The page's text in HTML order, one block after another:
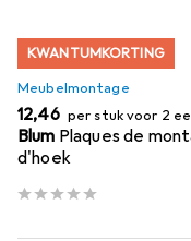
KWANTUMKORTING
Meubelmontage
EUR
12,46 per stuk voor 2
Blum Plaques de
d'hoek